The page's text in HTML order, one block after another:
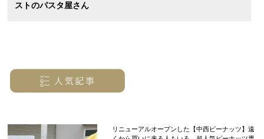
ストのパスタ屋さん
リニューアルオープンした【中西ピーナッツ】遠